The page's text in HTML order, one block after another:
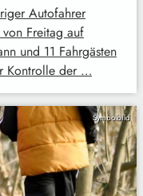
Autofahrer
Freitag auf
und 11 Fahrgästen
Kontrolle der …
Symbolbild